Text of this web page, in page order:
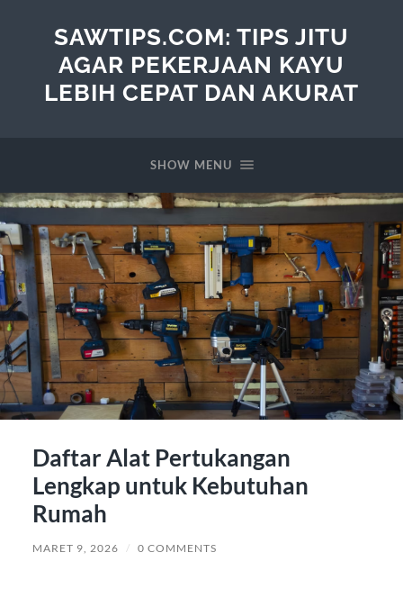
SAWTIPS.COM: TIPS JITU
AGAR PEKERJAAN KAYU
LEBIH CEPAT DAN AKURAT
SHOW MENU
Daftar Alat Pertukangan
Lengkap untuk Kebutuhan
Rumah
MARET 9, 2026 / 0 COMMENTS